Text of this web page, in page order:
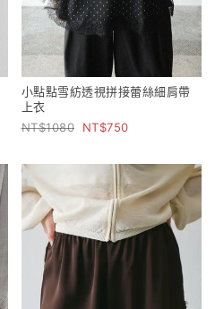
小點點雪紡透視拼接蕾絲細肩帶
上衣
1080
750